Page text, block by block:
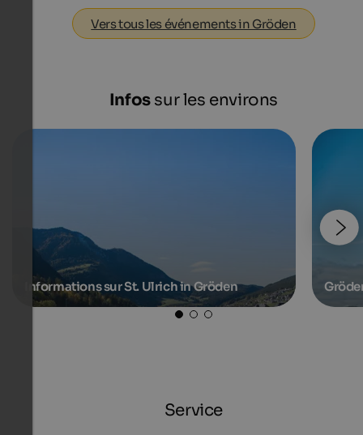
Vers tous les événements in Gröden
Infossur les environs
Informations sur St. Ulrich in Gröden
Service